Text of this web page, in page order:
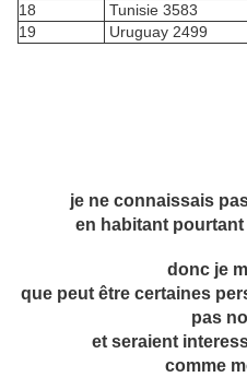
18
Tunisie 3583
19
Uruguay 2499
je ne connaissais
en habitant
donc je
que peut être certaines
pas
et seraient
comme